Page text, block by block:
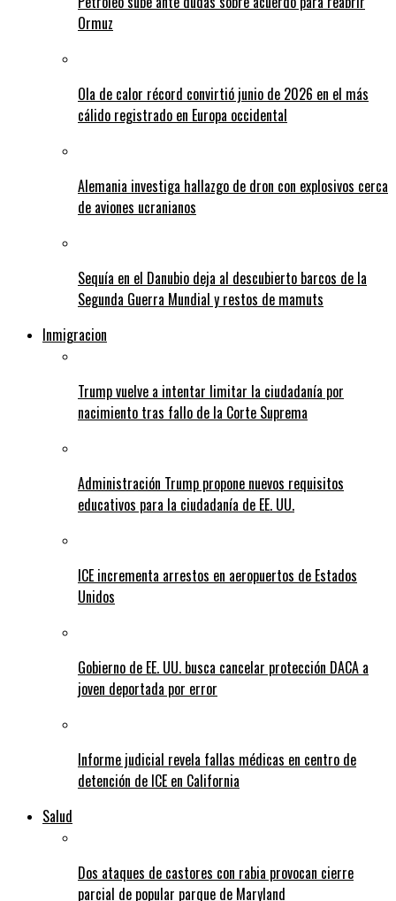
Ormuz
Ola de calor récord convirtió junio de 2026 en el más
cálido registrado en Europa occidental
Alemania investiga hallazgo de dron con explosivos cerca
de aviones ucranianos
Sequía en el Danubio deja al descubierto barcos de la
Segunda Guerra Mundial y restos de mamuts
Inmigracion
Trump vuelve a intentar limitar la ciudadanía por
nacimiento tras fallo de la Corte Suprema
Administración Trump propone nuevos requisitos
educativos para la ciudadanía de EE. UU.
ICE incrementa arrestos en aeropuertos de Estados
Unidos
Gobierno de EE. UU. busca cancelar protección DACA a
joven deportada por error
Informe judicial revela fallas médicas en centro de
detención de ICE en California
Salud
Dos ataques de castores con rabia provocan cierre
parcial de popular parque de Maryland